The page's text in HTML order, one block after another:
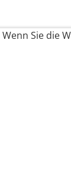
Sie die